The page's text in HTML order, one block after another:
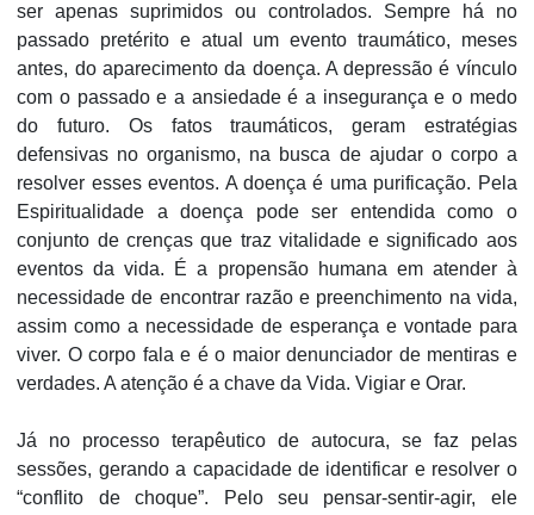
ser apenas suprimidos ou controlados. Sempre há no
passado pretérito e atual um evento traumático, meses
antes, do aparecimento da doença. A depressão é vínculo
com o passado e a ansiedade é a insegurança e o medo
do futuro. Os fatos traumáticos, geram estratégias
defensivas no organismo, na busca de ajudar o corpo a
resolver esses eventos. A doença é uma purificação. Pela
Espiritualidade a doença pode ser entendida como o
conjunto de crenças que traz vitalidade e significado aos
eventos da vida. É a propensão humana em atender à
necessidade de encontrar razão e preenchimento na vida,
assim como a necessidade de esperança e vontade para
viver. O corpo fala e é o maior denunciador de mentiras e
verdades. A atenção é a chave da Vida. Vigiar e Orar.
Já no processo terapêutico de autocura, se faz pelas
sessões, gerando a capacidade de identificar e resolver o
“conflito de choque”. Pelo seu pensar-sentir-agir, ele